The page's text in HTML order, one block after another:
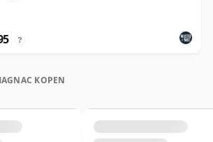
?
KOPEN